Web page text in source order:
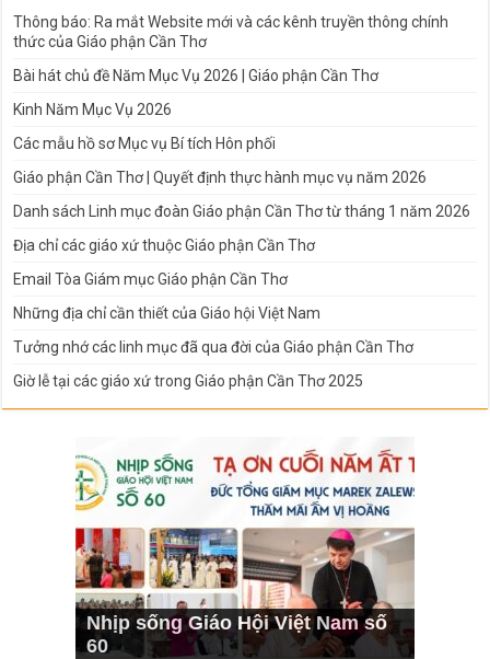
Thông báo: Ra mắt Website mới và các kênh truyền thông chính
thức của Giáo phận Cần Thơ
Bài hát chủ đề Năm Mục Vụ 2026 | Giáo phận Cần Thơ
Kinh Năm Mục Vụ 2026
Các mẫu hồ sơ Mục vụ Bí tích Hôn phối
Giáo phận Cần Thơ | Quyết định thực hành mục vụ năm 2026
Danh sách Linh mục đoàn Giáo phận Cần Thơ từ tháng 1 năm 2026
Địa chỉ các giáo xứ thuộc Giáo phận Cần Thơ
Email Tòa Giám mục Giáo phận Cần Thơ
Những địa chỉ cần thiết của Giáo hội Việt Nam
Tưởng nhớ các linh mục đã qua đời của Giáo phận Cần Thơ
Giờ lễ tại các giáo xứ trong Giáo phận Cần Thơ 2025
Nhịp sống Giáo Hội Việt Nam số
60